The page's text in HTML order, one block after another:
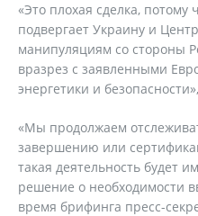
«Это плохая сделка, потому
подвергает Украину и
манипуляциям со стороны
вразрез с заявленными
энергетики и
«Мы продолжаем
завершению или
такая деятельность будет
решение о необходимости
время брифинга пресс-